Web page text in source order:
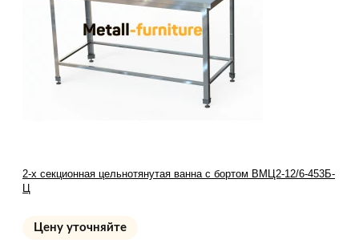
2-х секционная цельнотянутая ванна с бортом ВМЦ2-12/6-453Б-
Ц
Цену уточняйте